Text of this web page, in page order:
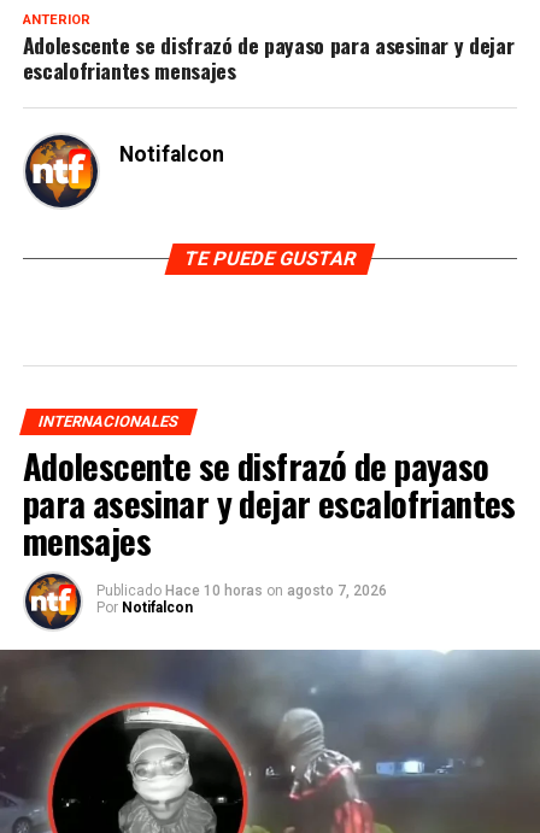
ANTERIOR
Adolescente se disfrazó de payaso para asesinar y dejar
escalofriantes mensajes
Notifalcon
TE PUEDE GUSTAR
INTERNACIONALES
Adolescente se disfrazó de payaso
para asesinar y dejar escalofriantes
mensajes
Publicado Hace 10 horas on agosto 7, 2026
Por Notifalcon